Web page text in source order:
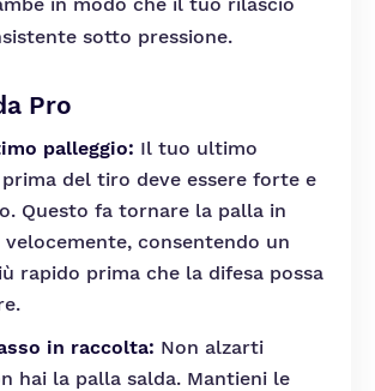
sotto pressione.
Pro
palleggio: Il tuo ultimo
del tiro deve essere forte e
Questo fa tornare la palla in
velocemente, consentendo un
rapido prima che la difesa possa
in raccolta: Non alzarti
hai la palla salda. Mantieni le